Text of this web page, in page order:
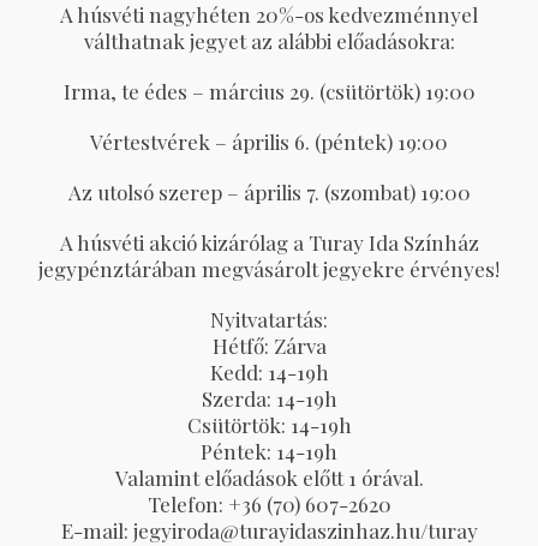
A húsvéti nagyhéten 20%-os kedvezménnyel
válthatnak jegyet az alábbi előadásokra:
Irma, te édes – március 29. (csütörtök) 19:00
Vértestvérek – április 6. (péntek) 19:00
Az utolsó szerep – április 7. (szombat) 19:00
A húsvéti akció kizárólag a Turay Ida Színház
jegypénztárában megvásárolt jegyekre érvényes!
Nyitvatartás:
Hétfő: Zárva
Kedd: 14-19h
Szerda: 14-19h
Csütörtök: 14-19h
Péntek: 14-19h
Valamint előadások előtt 1 órával.
Telefon: +36 (70) 607-2620
E-mail: jegyiroda@turayidaszinhaz.hu/turay